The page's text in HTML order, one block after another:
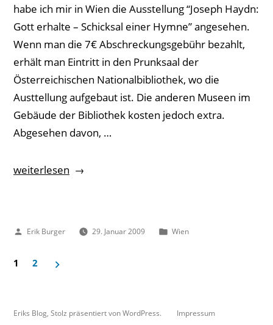
habe ich mir in Wien die Ausstellung “Joseph Haydn:
Gott erhalte – Schicksal einer Hymne” angesehen.
Wenn man die 7€ Abschreckungsgebühr bezahlt,
erhält man Eintritt in den Prunksaal der
Österreichischen Nationalbibliothek, wo die
Austtellung aufgebaut ist. Die anderen Museen im
Gebäude der Bibliothek kosten jedoch extra.
Abgesehen davon, …
„In
weiterlesen
Veröffentlicht
Erik Burger 29. Januar 2009
Veröffentlicht
Wien
der
1 2
Eriks Blog Stolz präsentiert von WordPress. Impressum